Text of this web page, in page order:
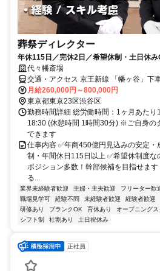
葬祭ディレクター
年休115日／完休2日／希望休制・土日休
代々幡斎場
交通・アクセス 京王新線 「幡ヶ谷」下
小田急線・東京メトロ千代田線「代々木
徒歩9分
月給260,000円～800,000円
東京都東京23区渋谷区
勤務時間詳細 総労働時間：1ヶ月あたり
18:30 (休憩時間 1時間30分) ※ご自身の
できます
仕事内容 ✅年商450億円見込みの安定・
制・年間休日115日以上 ✅希望休制度な
ポジション多数！幹部候補を目指せま
る...
業界未経験者歓迎 主婦・主夫歓迎 フリーター歓
職場見学可
経験不問 未経験者歓迎 経験者歓迎
研修あり
ブランクOK 育休あり オープニングス
シフト制
社割あり 土日祝休み
正社員